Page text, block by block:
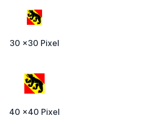
30 x30 Pixel
40 x40 Pixel